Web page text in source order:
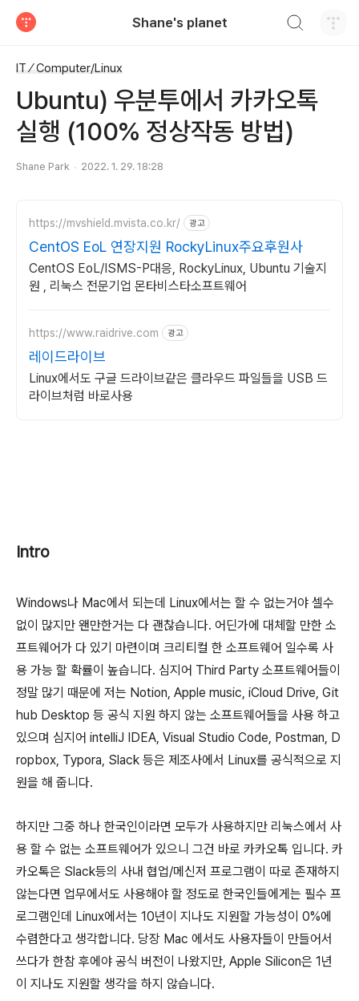
Shane's planet
IT ⁄ Computer/Linux
Ubuntu) 우분투에서 카카오톡
실행 (100% 정상작동 방법)
Shane Park 2022. 1. 29. 18:28
https://mvshield.mvista.co.kr/ 광고
CentOS EoL 연장지원 RockyLinux주요후원사
CentOS EoL/ISMS-P대응, RockyLinux, Ubuntu 기술지
원 , 리눅스 전문기업 몬타비스타소프트웨어
https://www.raidrive.com 광고
레이드라이브
Linux에서도 구글 드라이브같은 클라우드 파일들을 USB 드
라이브처럼 바로사용
Intro
Windows나 Mac에서 되는데 Linux에서는 할 수 없는거야 셀수
없이 많지만 왠만한거는 다 괜찮습니다. 어딘가에 대체할 만한 소
프트웨어가 다 있기 마련이며 크리티컬 한 소프트웨어 일수록 사
용 가능 할 확률이 높습니다. 심지어 Third Party 소프트웨어들이
정말 많기 때문에 저는 Notion, Apple music, iCloud Drive, Git
hub Desktop 등 공식 지원 하지 않는 소프트웨어들을 사용 하고
있으며 심지어 intelliJ IDEA, Visual Studio Code, Postman, D
ropbox, Typora, Slack 등은 제조사에서 Linux를 공식적으로 지
원을 해 줍니다.
하지만 그중 하나 한국인이라면 모두가 사용하지만 리눅스에서 사
용 할 수 없는 소프트웨어가 있으니 그건 바로 카카오톡 입니다. 카
카오톡은 Slack등의 사내 협업/메신저 프로그램이 따로 존재하지
않는다면 업무에서도 사용해야 할 정도로 한국인들에게는 필수 프
로그램인데 Linux에서는 10년이 지나도 지원할 가능성이 0%에
수렴한다고 생각합니다. 당장 Mac 에서도 사용자들이 만들어서
쓰다가 한참 후에야 공식 버전이 나왔지만, Apple Silicon은 1년
이 지나도 지원할 생각을 하지 않습니다.